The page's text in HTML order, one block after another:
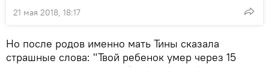
21 мая 2018, 18:17
Но после родов именно мать Тины сказала
страшные слова: "Твой ребенок умер через 15